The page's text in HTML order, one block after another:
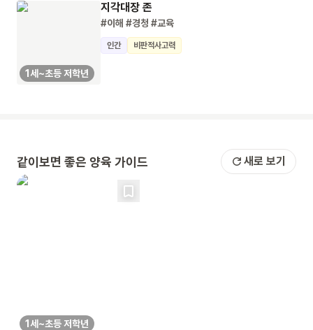
1세~초등 저학년
지각대장 존
#이해 #경청 #교육
인간 비판적사고력
같이보면 좋은 양육 가이드 새로 보기
1세~초등 저학년